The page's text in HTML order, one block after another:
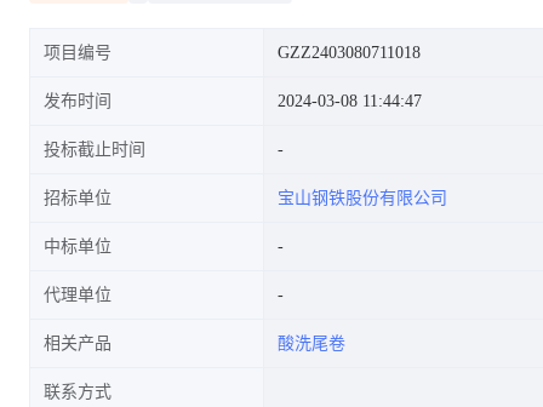
项目编号 GZZ2403080711018
发布时间 2024-03-08 11:44:47
投标截止时间
招标单位 宝山钢铁股份有限公司
中标单位
代理单位
相关产品 酸洗尾卷
联系方式